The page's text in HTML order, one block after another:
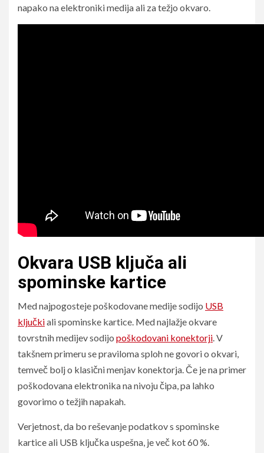
napako na elektroniki medija ali za težjo okvaro.
Okvara USB ključa ali
spominske kartice
Med najpogosteje poškodovane medije sodijo USB
ključkiali spominske kartice. Med najlažje okvare
tovrstnih medijev sodijo poškodovani konektorji. V
takšnem primeru se praviloma sploh ne govori o okvari,
temveč bolj o klasični menjav konektorja. Če je na primer
poškodovana elektronika na nivoju čipa, pa lahko
govorimo o težjih napakah.
Verjetnost, da bo reševanje podatkov s spominske
kartice ali USB ključka uspešna, je več kot 60 %.